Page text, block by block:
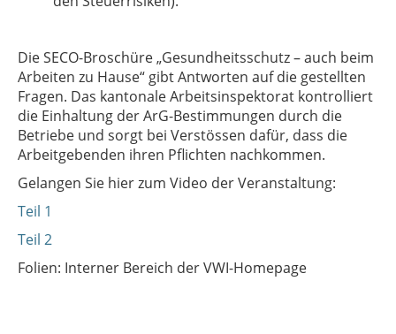
Die SECO-Broschüre „Gesundheitsschutz – auch beim
Arbeiten zu Hause“ gibt Antworten auf die gestellten
Fragen. Das kantonale Arbeitsinspektorat kontrolliert
die Einhaltung der ArG-Bestimmungen durch die
Betriebe und sorgt bei Verstössen dafür, dass die
Arbeitgebenden ihren Pflichten nachkommen.
Gelangen Sie hier zum Video der Veranstaltung:
Teil 1
Teil 2
Folien: Interner Bereich der VWI-Homepage